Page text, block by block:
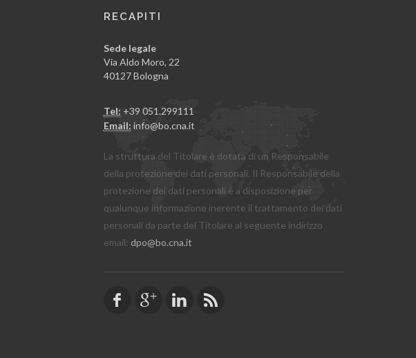
RECAPITI
Sede legale
Via Aldo Moro, 22
40127 Bologna
Tel: +39 051.299111
Email: info@bo.cna.it
La struttura del Titolare è dotata di un Responsabile
della protezione dei dati personali. Il Responsabile della
protezione dei dati personali è a disposizione per
qualunque informazione inerente il trattamento dei dati
personali da parte del Titolare al seguente indirizzo
email: dpo@bo.cna.it